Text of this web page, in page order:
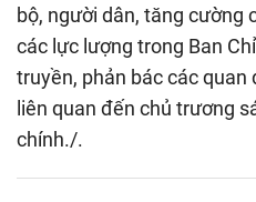
bộ, người dân, tăng cường
các lực lượng trong Ban
truyền, phản bác các
liên quan đến chủ trương
chính./.